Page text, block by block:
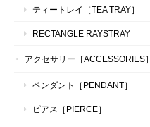
ティートレイ［TEA TRAY］
RECTANGLE RAYSTRAY
アクセサリー［ACCESSORIES］
ペンダント［PENDANT］
ピアス［PIERCE］